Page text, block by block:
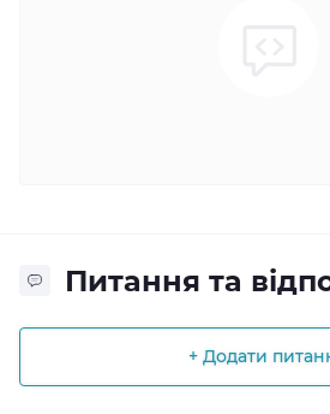
Питання та
+ Додати